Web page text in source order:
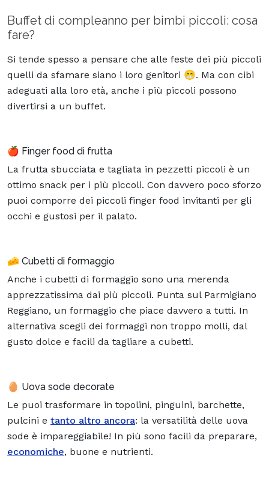
Buffet di compleanno per bimbi piccoli: cosa
fare?
Si tende spesso a pensare che alle feste dei più piccoli
quelli da sfamare siano i loro genitori 😁. Ma con cibi
adeguati alla loro età, anche i più piccoli possono
divertirsi a un buffet.
🍎 Finger food di frutta
La frutta sbucciata e tagliata in pezzetti piccoli è un
ottimo snack per i più piccoli. Con davvero poco sforzo
puoi comporre dei piccoli finger food invitanti per gli
occhi e gustosi per il palato.
🧀 Cubetti di formaggio
Anche i cubetti di formaggio sono una merenda
apprezzatissima dai più piccoli. Punta sul Parmigiano
Reggiano, un formaggio che piace davvero a tutti. In
alternativa scegli dei formaggi non troppo molli, dal
gusto dolce e facili da tagliare a cubetti.
🥚 Uova sode decorate
Le puoi trasformare in topolini, pinguini, barchette,
pulcini e tanto altro ancora: la versatilità delle uova
sode è impareggiabile! In più sono facili da preparare,
economiche, buone e nutrienti.